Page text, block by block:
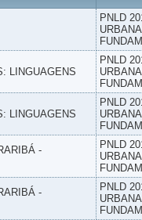
PNLD
LINGUAGENS
PNLD
LINGUAGENS
PNLD
-
PNLD
-
PNLD